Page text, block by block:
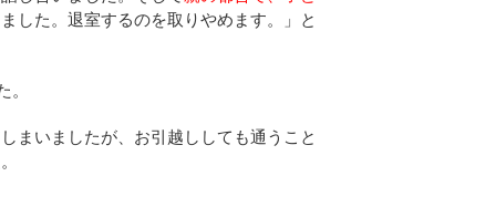
した。退室するのを取りやめます。」と
。
まいましたが、お引越ししても通うこと